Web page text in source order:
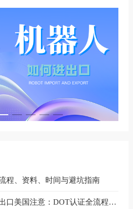
程、资料、时间与避坑指南
机动车及零部件出口美国注意：DOT认证全流程与合规要点详解